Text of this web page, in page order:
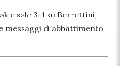
e sale 3-1 su Berrettini,
messaggi di abbattimento